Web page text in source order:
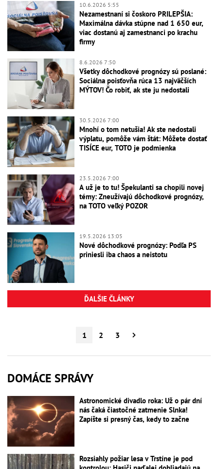
10.6.2026 5:55
Nezamestnaní si čoskoro PRILEPŠIA:
Maximálna dávka stúpne nad 1 650 eur,
viac dostanú aj zamestnanci po krachu
firmy
8.6.2026 7:50
Všetky dôchodkové prognózy sú poslané:
Sociálna poisťovňa rúca 13 najväčších
MÝTOV! Čo robiť, ak ste ju nedostali
30.5.2026 7:00
Mnohí o tom netušia! Ak ste nedostali
výplatu, pomôže vám štát: Môžete dostať
TISÍCE eur, TOTO je podmienka
23.5.2026 7:00
A už je to tu! Špekulanti sa chopili novej
témy: Zneužívajú dôchodkové prognózy,
na TOTO veľký POZOR
19.5.2026 13:05
Nové dôchodkové prognózy: Podľa PS
priniesli iba chaos a neistotu
ĎALŠIE ČLÁNKY
1 2 3
DOMÁCE SPRÁVY
Astronomické divadlo roka: Už o pár dní
nás čaká čiastočné zatmenie Slnka!
Zapíšte si presný čas, kedy to začne
Rozsiahly požiar lesa v Trstíne je pod